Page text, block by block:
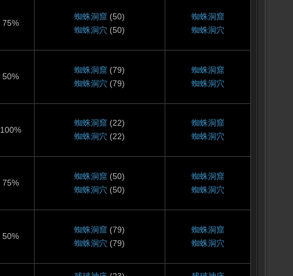
75%
蜘蛛洞窟 (50)
蜘蛛洞穴 (50)
蜘蛛洞窟
蜘蛛洞穴
50%
蜘蛛洞窟 (79)
蜘蛛洞穴 (79)
蜘蛛洞窟
蜘蛛洞穴
100%
蜘蛛洞窟 (22)
蜘蛛洞穴 (22)
蜘蛛洞窟
蜘蛛洞穴
75%
蜘蛛洞窟 (50)
蜘蛛洞穴 (50)
蜘蛛洞窟
蜘蛛洞穴
50%
蜘蛛洞窟 (79)
蜘蛛洞穴 (79)
蜘蛛洞窟
蜘蛛洞穴